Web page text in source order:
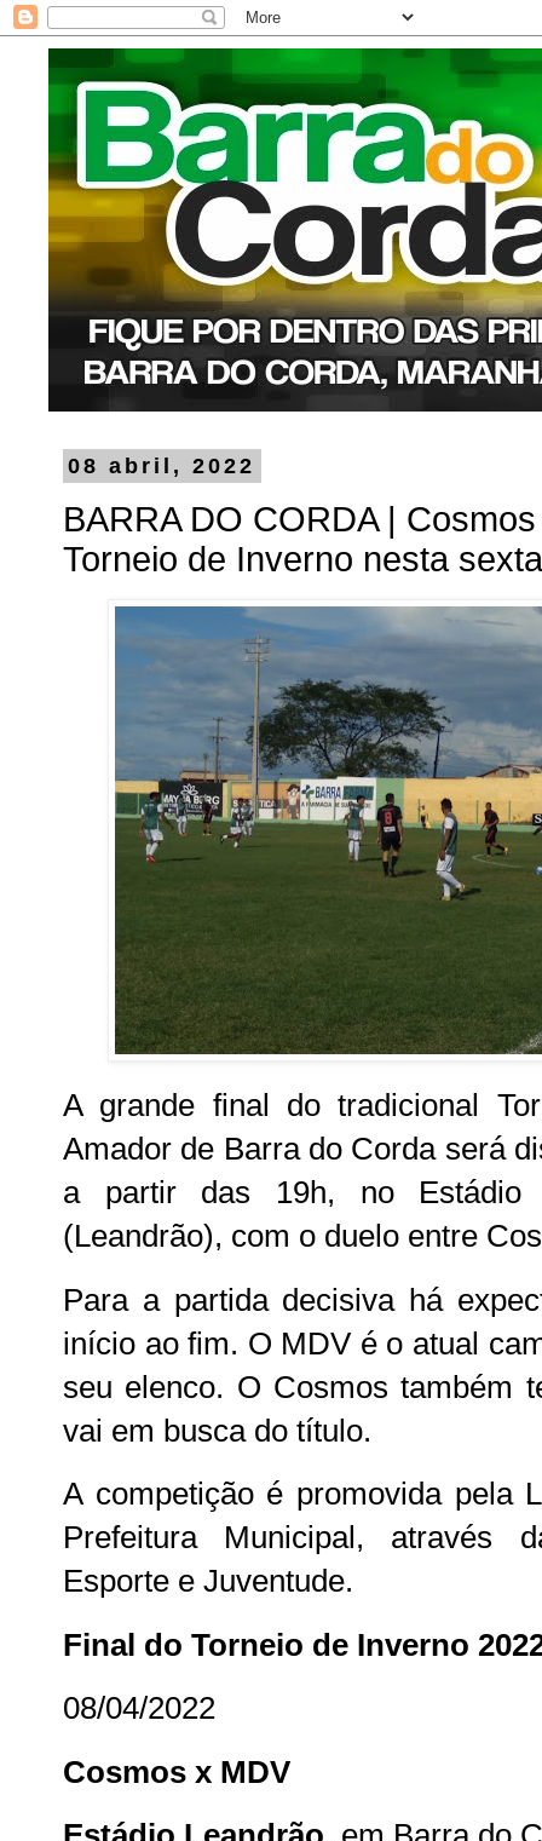
08 abril, 2022
BARRA DO CORDA |
Torneio de Inverno nesta
A grande final do tradicional
Amador de Barra do Corda será
a partir das 19h, no Estádio
(Leandrão), com o duelo entre
Para a partida decisiva há
início ao fim. O MDV é o atual
seu elenco. O Cosmos também
vai em busca do título.
A competição é promovida pela
Prefeitura Municipal, através
Esporte e Juventude.
Final do Torneio de Inverno
08/04/2022
Cosmos x MDV